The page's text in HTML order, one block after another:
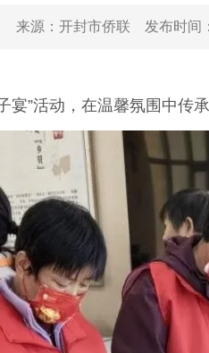
来源： 开封市侨联 发布时间：
”活动，在温馨氛围中传承